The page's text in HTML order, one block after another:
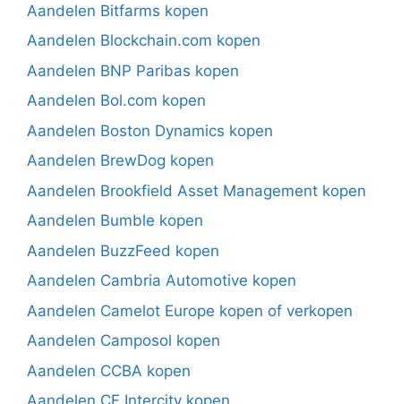
Aandelen Bitfarms kopen
Aandelen Blockchain.com kopen
Aandelen BNP Paribas kopen
Aandelen Bol.com kopen
Aandelen Boston Dynamics kopen
Aandelen BrewDog kopen
Aandelen Brookfield Asset Management kopen
Aandelen Bumble kopen
Aandelen BuzzFeed kopen
Aandelen Cambria Automotive kopen
Aandelen Camelot Europe kopen of verkopen
Aandelen Camposol kopen
Aandelen CCBA kopen